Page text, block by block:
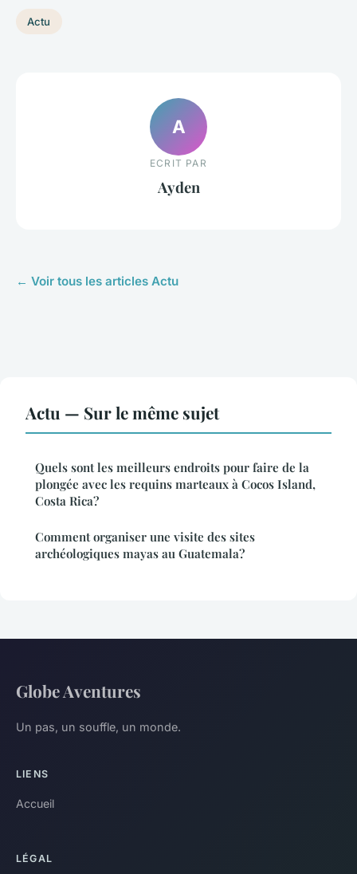
Actu
A
ECRIT PAR
Ayden
← Voir tous les articles Actu
Actu — Sur le même sujet
Quels sont les meilleurs endroits pour faire de la
plongée avec les requins marteaux à Cocos Island,
Costa Rica?
Comment organiser une visite des sites
archéologiques mayas au Guatemala?
Globe Aventures
Un pas, un souffle, un monde.
LIENS
Accueil
LÉGAL